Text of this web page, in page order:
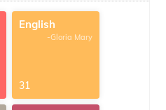
English
-Gloria Mary
31